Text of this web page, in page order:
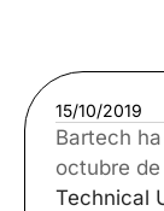
15/10/2019
Bartech
octubre
Technical